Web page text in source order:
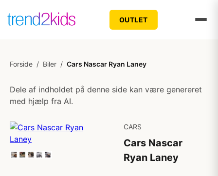
OUTLET
Forside / Biler / Cars Nascar Ryan Laney
Dele af indholdet på denne side kan være genereret
med hjælp fra AI.
CARS
Cars Nascar
Ryan Laney